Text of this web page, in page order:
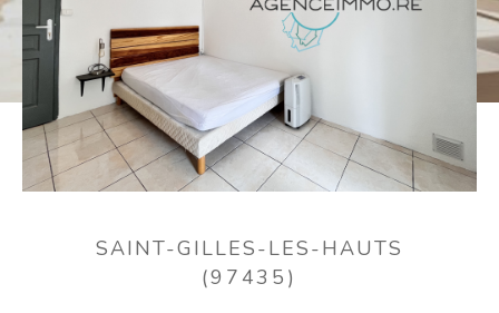
SAINT-GILLES-LES-HAUTS
(97435)